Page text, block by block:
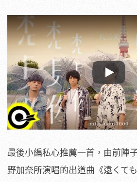
Play
最後小編私心推薦一首，由前陣
野加奈所演唱的出道曲《遠くて